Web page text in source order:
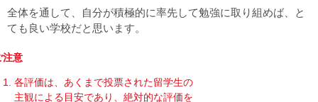
全体を通して、自分が積極的に率先して勉強に取り組めば、と
ても良い学校だと思います。
注意
各評価は、あくまで投票された留学生の
主観による目安であり、絶対的な評価を